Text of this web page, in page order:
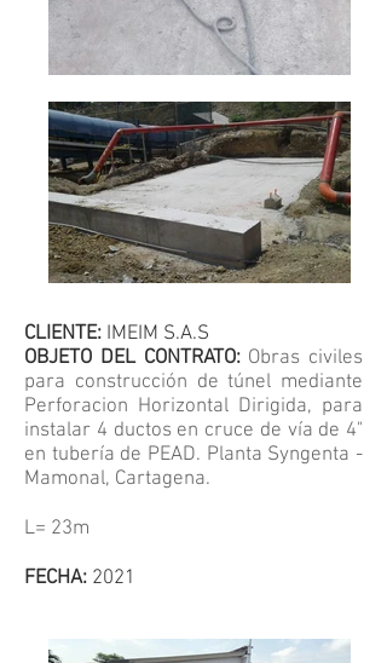
CLIENTE: IMEIM S.A.S
OBJETO DEL CONTRATO: Obras civiles
para construcción de túnel mediante
Perforacion Horizontal Dirigida, para
instalar 4 ductos en cruce de vía de 4"
en tubería de PEAD. Planta Syngenta -
Mamonal, Cartagena.
L= 23m
FECHA: 2021